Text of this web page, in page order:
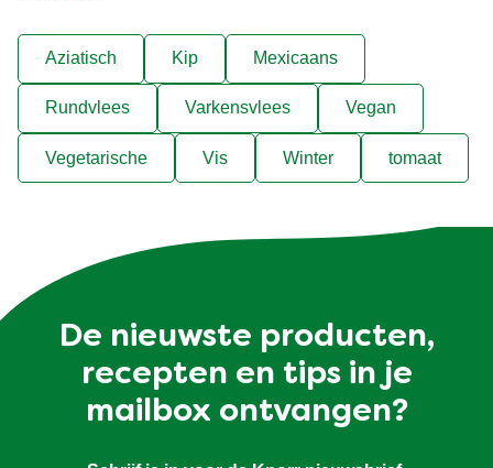
Aziatisch Kip Mexicaans
Rundvlees Varkensvlees Vegan
Vegetarische Vis Winter tomaat
De nieuwste producten,
recepten en tips in je
mailbox ontvangen?